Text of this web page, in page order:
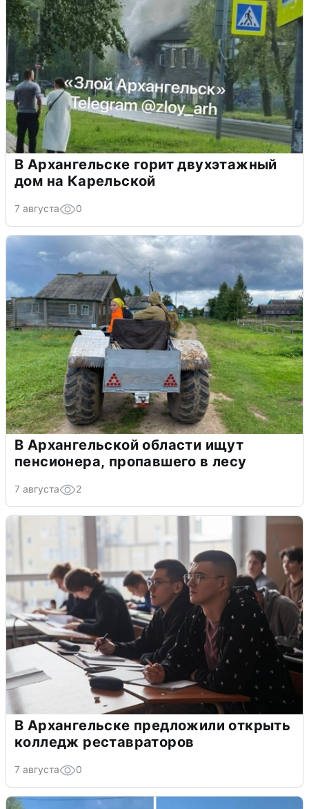
В Архангельске горит двухэтажный
дом на Карельской
7 августа 0
В Архангельской области ищут
пенсионера, пропавшего в лесу
7 августа 2
В Архангельске предложили открыть
колледж реставраторов
7 августа 0